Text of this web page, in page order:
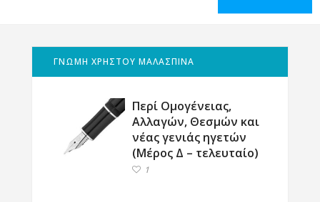
ΓΝΩΜΗ ΧΡΗΣΤΟΥ ΜΑΛΑΣΠΙΝΑ
Περί Ομογένειας,
Αλλαγών, Θεσμών και
νέας γενιάς ηγετών
(Μέρος Δ – τελευταίο)
1